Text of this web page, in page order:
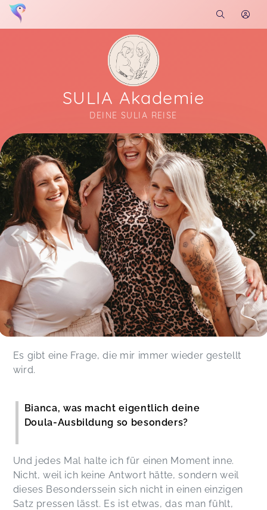
SULIA Akademie
DEINE SULIA REISE
Soon you will learn more about me here...
Es gibt eine Frage, die mir immer wieder gestellt
wird.
Bianca, was macht eigentlich deine
Doula-Ausbildung so besonders?
Und jedes Mal halte ich für einen Moment inne.
Nicht, weil ich keine Antwort hätte, sondern weil
dieses Besonderssein sich nicht in einen einzigen
Satz pressen lässt. Es ist etwas, das man fühlt,